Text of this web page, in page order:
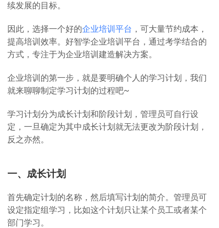
续发展的目标。
因此，选择一个好的企业培训平台 ，可大量节约成本，
提高培训效率。好智学企业培训平台，通过考学结合的
方式，专注于为企业培训建造解决方案。
企业培训的第一步，就是要明确个人的学习计划，我们
就来聊聊制定学习计划的过程吧~
学习计划分为成长计划和阶段计划，管理员可自行设
定，一旦确定为其中成长计划就无法更改为阶段计划，
反之亦然。
一、成长计划
首先确定计划的名称，然后填写计划的简介。管理员可
设定指定组学习，比如这个计划只让某个员工或者某个
部门学习。